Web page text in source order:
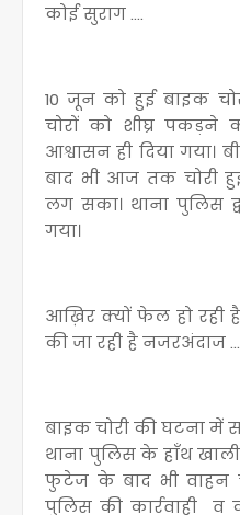
कोई सुराग ....
10 जून को हुई बाइक
चोरों को शीघ्र पकड़ने
आश्वासन ही दिया गया।
बाद भी आज तक चोरी
लग सका। थाना पुलिस
गया।
आख़िर क्यों फेल हो रही
की जा रही है नजरअंदाज
बाइक चोरी की घटना में
थाना पुलिस के हाँथ खाली
फुटेज के बाद भी वाहन
पुलिस की कार्रवाही व